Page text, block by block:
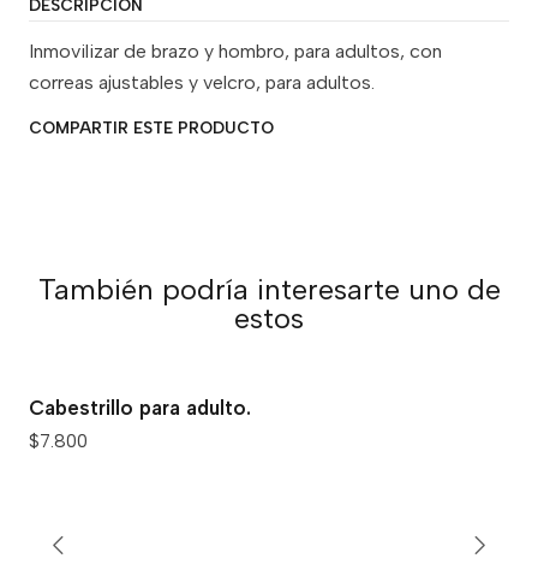
DESCRIPCIÓN
Inmovilizar de brazo y hombro, para adultos, con
correas ajustables y velcro, para adultos.
COMPARTIR ESTE PRODUCTO
También podría interesarte uno de
estos
Cabestrillo para adulto.
$7.800